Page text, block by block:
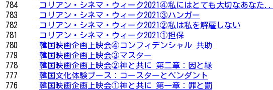
784
コリアン・シネマ・ウィーク2021④私にはとても大切なあなた...
783
コリアン・シネマ・ウィーク2021③ハンガー
782
コリアン・シネマ・ウィーク2021②私は私を解雇しない
781
コリアン・シネマ・ウィーク2021①担保
780
韓国映画企画上映会④コンフィデンシャル 共助
779
韓国映画企画上映会③マスター
778
韓国映画企画上映会②神と共に 第二章：因と縁
777
韓国文化体験ブース：コースターとペンダント
776
韓国映画企画上映会①神と共に 第一章：罪と罰